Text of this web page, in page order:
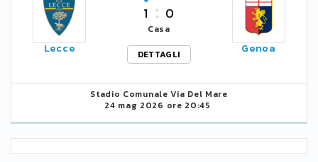
Lecce
1 0
Casa
DETTAGLI
Genoa
Stadio Comunale Via Del Mare
24 mag 2026 ore 20:45